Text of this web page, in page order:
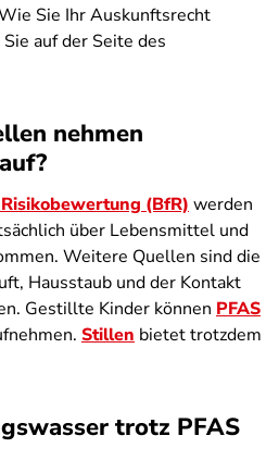
Sie Ihr Auskunftsrecht
auf der Seite des
nehmen
(BfR) werden
über Lebensmittel und
Weitere Quellen sind die
Hausstaub und der Kontakt
Gestillte Kinder können PFAS
Stillen bietet trotzdem
trotz PFAS